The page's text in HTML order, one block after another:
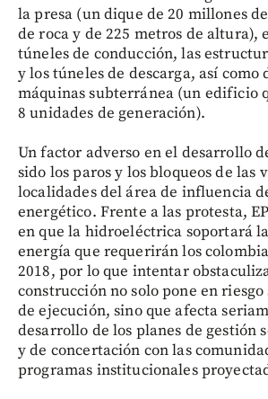
la presa (un dique de 20 millones
de roca y de 225 metros de altura),
túneles de conducción, las
y los túneles de descarga, así como
máquinas subterránea (un edificio
8 unidades de generación).
Un factor adverso en el desarrollo
sido los paros y los bloqueos de las
localidades del área de influencia
energético. Frente a las protesta,
en que la hidroeléctrica soportará
energía que requerirán los
2018, por lo que intentar
construcción no solo pone en
de ejecución, sino que afecta
desarrollo de los planes de gestión
y de concertación con las
programas institucionales